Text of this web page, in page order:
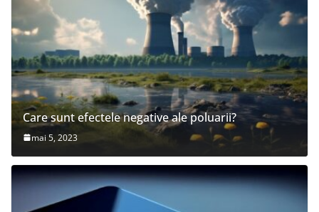
Care sunt efectele negative ale poluarii?
mai 5, 2023